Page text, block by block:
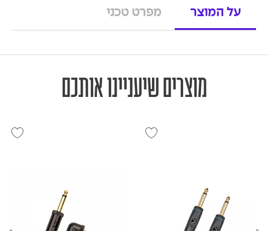
על המוצר מפרט טכני
מוצרים שיעניינו אותכם